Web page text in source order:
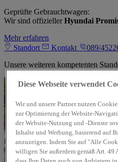
Geprüfte Gebrauchtwagen:
Wir sind offiziellerHyundai
Mehr erfahren
Standort
Kontakt 089/
Unsere weiteren kompetenten
Diese Webseite verwendet
Wir und unsere Partner nutzen
zur Optimierung der Website-
der Website-Nutzung und -Dienste
Inhalte und Werbung, basierend auf
anzuzeigen. Indem Sie auf "Alle
willigen Sie außerdem gemäß Art. 49